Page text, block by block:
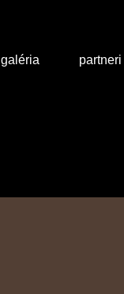
galéria partneri